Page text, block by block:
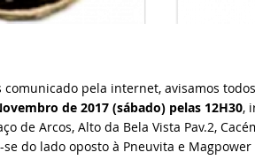
pela internet, avisamos
de 2017 (sábado) pelas 12H30,
de Arcos, Alto da Bela Vista Pav.2,
do lado oposto à Pneuvita e Magpower